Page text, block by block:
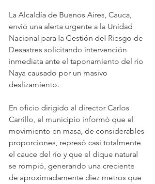
La Alcaldía de Buenos Aires, Cauca,
envió una alerta urgente a la Unidad
Nacional para la Gestión del Riesgo de
Desastres solicitando intervención
inmediata ante el taponamiento del río
Naya causado por un masivo
deslizamiento.
En oficio dirigido al director Carlos
Carrillo, el municipio informó que el
movimiento en masa, de considerables
proporciones, represó casi totalmente
el cauce del río y que el dique natural
se rompió, generando una creciente
de aproximadamente diez metros que